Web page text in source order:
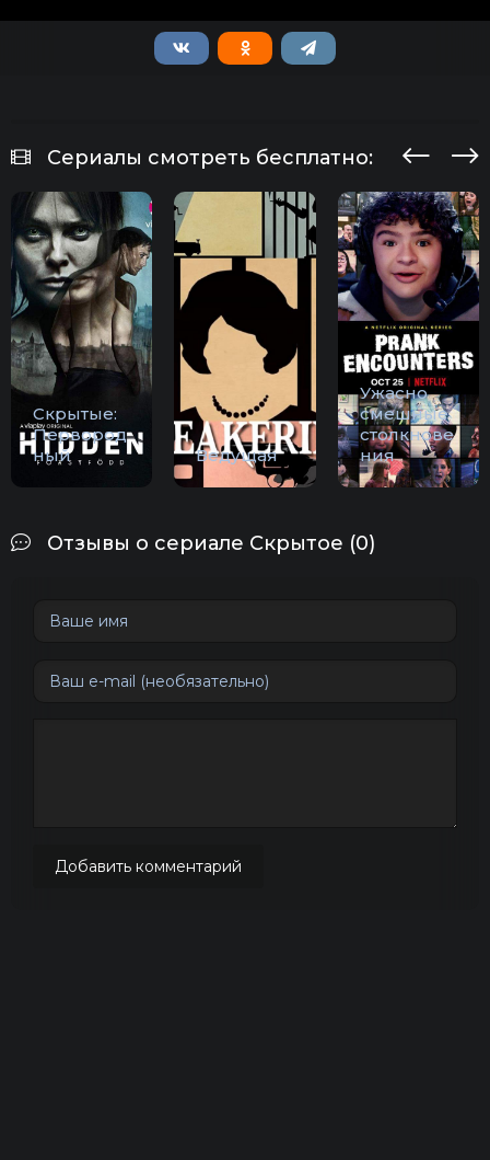
Сериалы смотреть бесплатно:
Скрытые:
Первород
ный
Ведущая
Ужасно
смешные
столкнове
ния
Отзывы о сериале Скрытое (0)
Добавить комментарий